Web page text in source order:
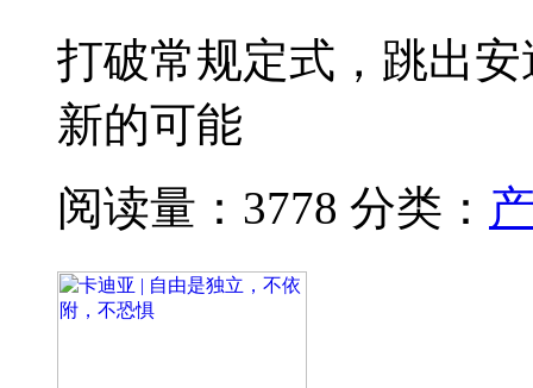
打破常规定式，跳出
新的可能
阅读量：3778 分类：